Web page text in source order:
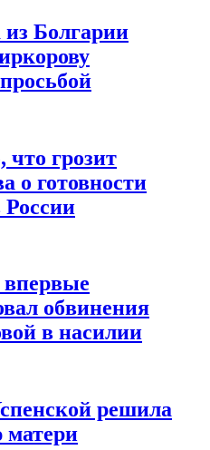
из Болгарии
что грозит
о готовности
России
обвинения
в насилии
решила